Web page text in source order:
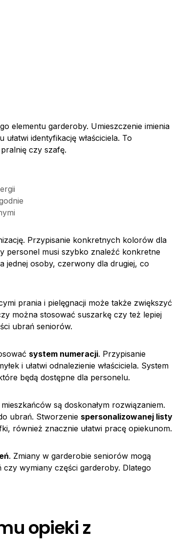
elementu garderoby. Umieszczenie imienia
identyfikację właściciela. To
czy szafę.
Przypisanie konkretnych kolorów dla
personel musi szybko znaleźć konkretne
jednej osoby, czerwony dla drugiej, co
prania i pielęgnacji może także zwiększyć
można stosować suszarkę czy też lepiej
ubrań seniorów.
system numeracji. Przypisanie
i ułatwi odnalezienie właściciela. System
będą dostępne dla personelu.
są doskonałym rozwiązaniem.
ubrań. Stworzenie spersonalizowanej listy
również znacznie ułatwi pracę opiekunom.
. Zmiany w garderobie seniorów mogą
wymiany części garderoby. Dlatego
opieki z